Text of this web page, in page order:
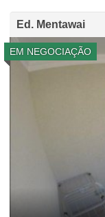
Ed. Mentawai
EM NEGOCIAÇÃO